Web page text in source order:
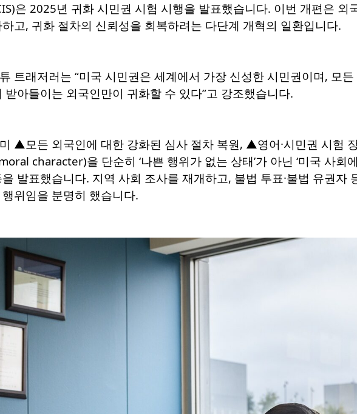
은 2025년 귀화 시민권 시험 시행을 발표했습니다. 이번 개편은 외
고, 귀화 절차의 신뢰성을 회복하려는 다단계 개혁의 일환입니다.
트래저러는 “미국 시민권은 세계에서 가장 신성한 시민권이며, 모
받아들이는 외국인만이 귀화할 수 있다”고 강조했습니다.
▲모든 외국인에 대한 강화된 심사 절차 복원, ▲영어·시민권 시험
character)을 단순히 ‘나쁜 행위가 없는 상태’가 아닌 ‘미국 사회
발표했습니다. 지역 사회 조사를 재개하고, 불법 투표·불법 유권자
위임을 분명히 했습니다.